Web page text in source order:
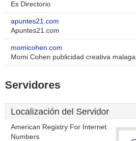
Es Directorio
apuntes21.com
Apuntes21.com
momicohen.com
Momi Cohen publicidad creativa malaga
Servidores
Localización del Servidor
American Registry For Internet
Numbers